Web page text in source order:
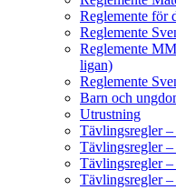
Reglemente för
Reglemente
Reglemente
ligan)
Reglemente
Barn och
Utrustning
Tävlingsregler
Tävlingsregler
Tävlingsregler
Tävlingsregler